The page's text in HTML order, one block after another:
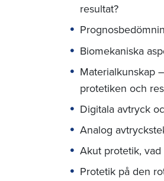
resultat?
Biomekaniska
Materialkunskap
protetiken och
Digitala avtryck
Analog
Akut protetik,
Protetik på den